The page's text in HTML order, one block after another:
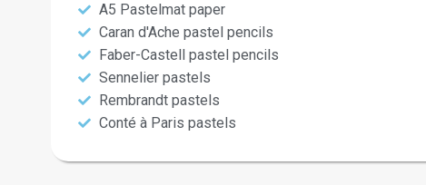
A5 Pastelmat paper
Caran d'Ache pastel pencils
Faber-Castell pastel pencils
Sennelier pastels
Rembrandt pastels
Conté à Paris pastels